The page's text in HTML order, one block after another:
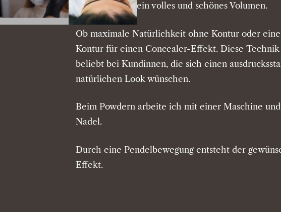
und sorgen für ein volles und schönes Volumen.
Ob maximale Natürlichkeit ohne Kontur oder
Kontur für einen Concealer-Effekt. Diese Technik
beliebt bei Kundinnen, die sich einen
natürlichen Look wünschen.
Beim Powdern arbeite ich mit einer Maschine
Nadel.
Durch eine Pendelbewegung entsteht der
Effekt.